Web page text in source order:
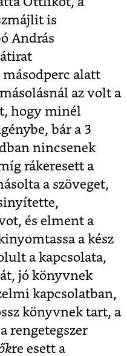
is
András
alatt
az volt a
hogy minél
bár a 3
nincsenek
rákeresett a
a szöveget,
és elment a
a kész
a kapcsolata,
jó könyvnek
kapcsolatban,
könyvnek tart, a
rengetegszer
re esett a